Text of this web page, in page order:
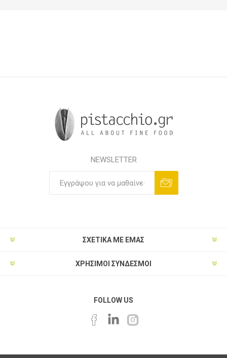
NEWSLETTER
ΣΧΕΤΙΚΑ ΜΕ ΕΜΑΣ
ΧΡΗΣΙΜΟΙ ΣΥΝΔΕΣΜΟΙ
FOLLOW US